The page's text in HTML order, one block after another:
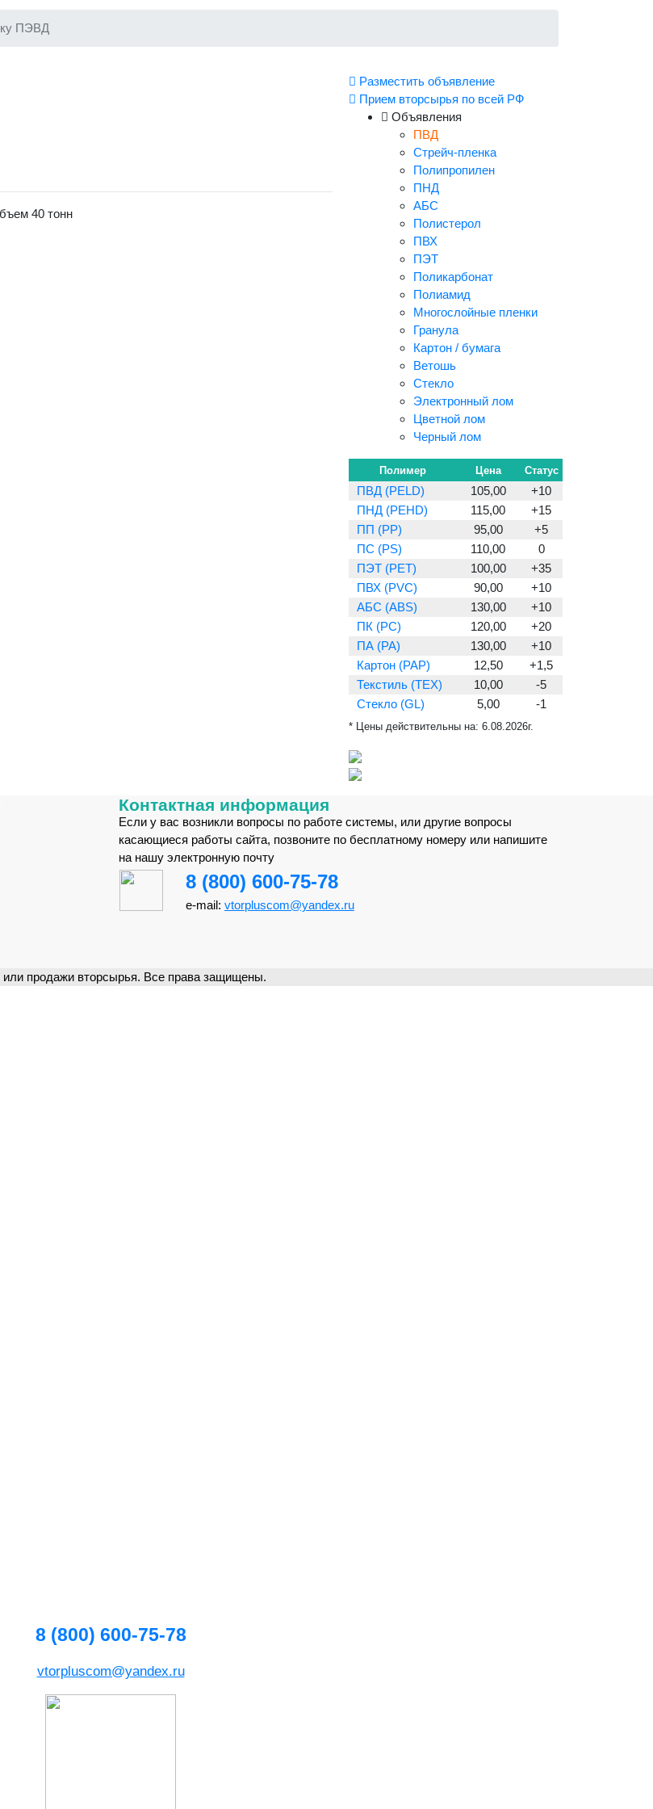
ПЭВД
40 тонн
Разместить объявление
Прием вторсырья по всей РФ
Объявления
ПВД
Стрейч-пленка
Полипропилен
ПНД
АБС
Полистерол
ПВХ
ПЭТ
Поликарбонат
Полиамид
Многослойные пленки
Гранула
Картон / бумага
Ветошь
Стекло
Электронный лом
Цветной лом
Черный лом
Полимер Цена Статус
ПВД (PELD) 105,00
+10
ПНД (PEHD)
115,00
+15
ПП (PP)
95,00
+5
ПС (PS)
110,00
0
ПЭТ (PET)
100,00
+35
ПВХ (PVC)
90,00
+10
АБС (ABS)
130,00
+10
ПК (PC)
120,00
+20
ПА (PA)
130,00
+10
Картон (PAP)
12,50
+1,5
Текстиль (TEX)
10,00
-5
Стекло (GL)
5,00 -1
* Цены действительны на: 6.08.2026г.
Контактная информация
Если у вас возникли вопросы по работе системы, или другие вопросы
касающиеся работы сайта, позвоните по бесплатному номеру или напишите
на нашу электронную почту
8 (800) 600-75-78
e-mail: vtorpluscom@yandex.ru
продажи вторсырья. Все права защищены.
8 (800) 600-75-78
vtorpluscom@yandex.ru